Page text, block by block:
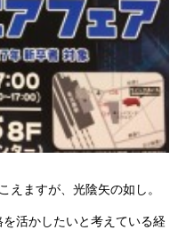
えますが、光陰矢の如し。
活かしたいと考えている経